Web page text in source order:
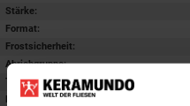
Stärke:
Format:
Frostsicherheit:
Abriebgruppe:
Trittsicherheit barfuß:
Farbton: